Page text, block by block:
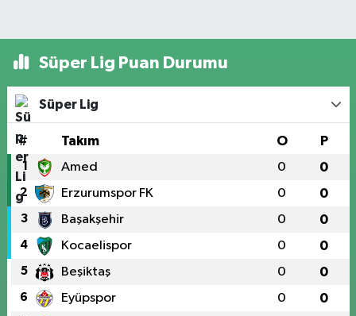
Süper Lig Puan Durumu
Süper Lig
# Takım O P
1 Amed 0 0
2 Erzurumspor FK 0 0
3 Başakşehir 0 0
4 Kocaelispor 0 0
5 Beşiktaş 0 0
6 Eyüpspor 0 0